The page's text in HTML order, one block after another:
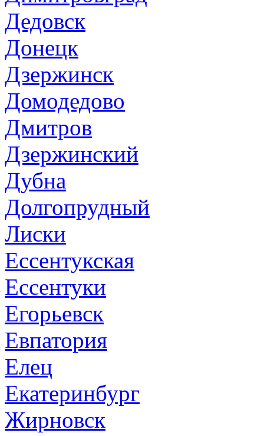
Дедовск
Донецк
Дзержинск
Домодедово
Дмитров
Дзержинский
Дубна
Долгопрудный
Лиски
Ессентукская
Ессентуки
Егорьевск
Евпатория
Елец
Екатеринбург
Жирновск